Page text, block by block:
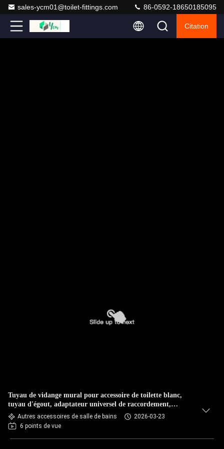
sales-ycm01@toilet-fittings.com 86-0592-18650185095
Citation
Tuyau de vidange mural pour accessoire de toilette blanc,
tuyau d'égout, adaptateur universel de raccordement,
goulotte murale
Autres accessoires de salle de bains
2026-03-23
6 points de vue